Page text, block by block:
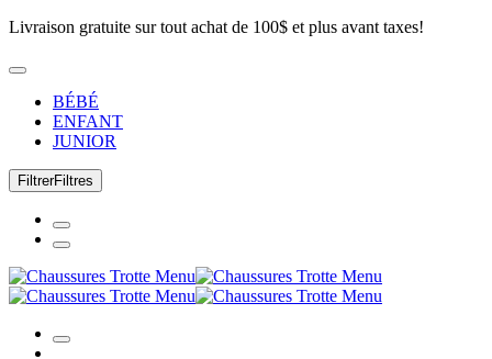
Livraison gratuite sur tout achat de 100$ et plus avant taxes!
BÉBÉ
ENFANT
JUNIOR
FiltrerFiltres